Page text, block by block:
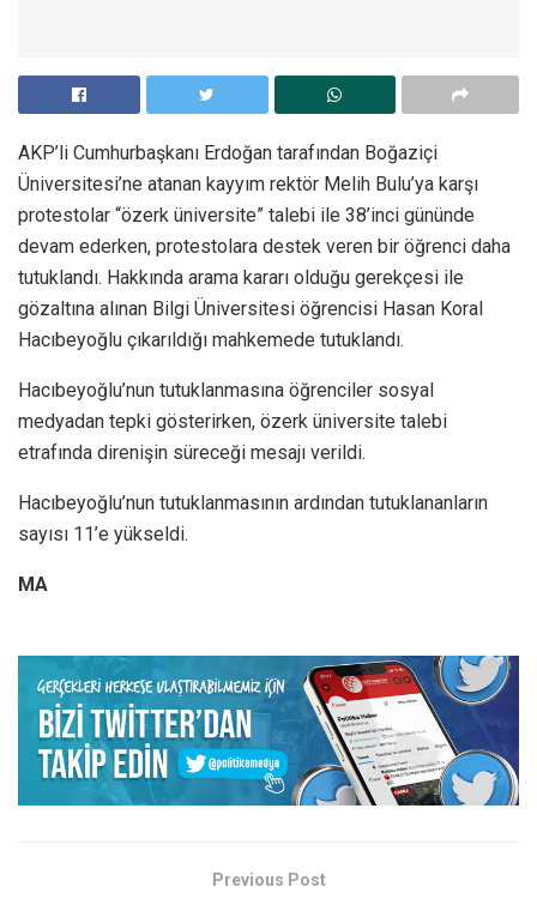
AKP’li Cumhurbaşkanı Erdoğan tarafından Boğaziçi
Üniversitesi’ne atanan kayyım rektör Melih Bulu’ya karşı
protestolar “özerk üniversite” talebi ile 38’inci gününde
devam ederken, protestolara destek veren bir öğrenci daha
tutuklandı. Hakkında arama kararı olduğu gerekçesi ile
gözaltına alınan Bilgi Üniversitesi öğrencisi Hasan Koral
Hacıbeyoğlu çıkarıldığı mahkemede tutuklandı.
Hacıbeyoğlu’nun tutuklanmasına öğrenciler sosyal
medyadan tepki gösterirken, özerk üniversite talebi
etrafında direnişin süreceği mesajı verildi.
Hacıbeyoğlu’nun tutuklanmasının ardından tutuklananların
sayısı 11’e yükseldi.
MA
Previous Post